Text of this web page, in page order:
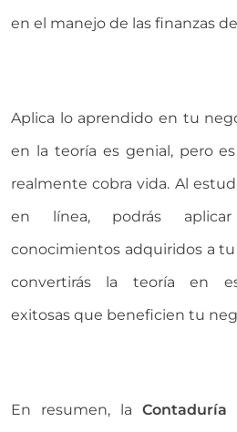
en el manejo de las finanzas
Aplica lo aprendido en tu
en la teoría es genial, pero
realmente cobra vida. Al
en línea, podrás
conocimientos adquiridos a
convertirás la teoría en
exitosas que beneficien tu
En resumen, la